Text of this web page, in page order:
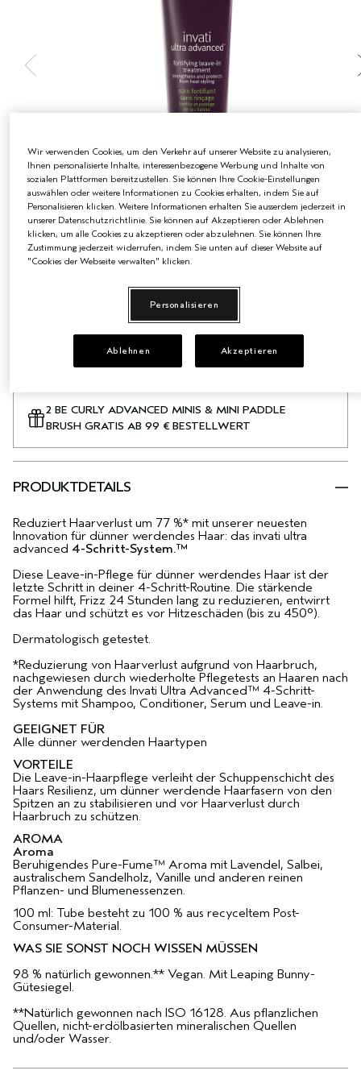
EMPFINDLICHE KOPFHAUT
ALLE KOLLEKTIONEN
€48.50 €0.49/ml 100 ml
€48.50
ZUM WARENKORB HINZUFÜGEN
2 BE CURLY ADVANCED MINIS & MINI PADDLE
BRUSH GRATIS AB 99 € BESTELLWERT
PRODUKTDETAILS
Reduziert Haarverlust um 77 %* mit unserer neuesten
Innovation für dünner werdendes Haar: das invati ultra
advanced 4-Schritt-System.™
Diese Leave-in-Pflege für dünner werdendes Haar ist der
letzte Schritt in deiner 4-Schritt-Routine. Die stärkende
Formel hilft, Frizz 24 Stunden lang zu reduzieren, entwirrt
das Haar und schützt es vor Hitzeschäden (bis zu 450°).
Dermatologisch getestet.
*Reduzierung von Haarverlust aufgrund von Haarbruch,
nachgewiesen durch wiederholte Pflegetests an Haaren nach
der Anwendung des Invati Ultra Advanced™ 4-Schritt-
Systems mit Shampoo, Conditioner, Serum und Leave-in.
GEEIGNET FÜR
Alle dünner werdenden Haartypen
VORTEILE
Die Leave-in-Haarpflege verleiht der Schuppenschicht des
Haars Resilienz, um dünner werdende Haarfasern von den
Spitzen an zu stabilisieren und vor Haarverlust durch
Haarbruch zu schützen.
AROMA
Aroma
Beruhigendes Pure-Fume™ Aroma mit Lavendel, Salbei,
australischem Sandelholz, Vanille und anderen reinen
Pflanzen- und Blumenessenzen.
100 ml: Tube besteht zu 100 % aus recyceltem Post-
Consumer-Material.
WAS SIE SONST NOCH WISSEN MÜSSEN
98 % natürlich gewonnen.** Vegan. Mit Leaping Bunny-
Gütesiegel.
**Natürlich gewonnen nach ISO 16128. Aus pflanzlichen
Quellen, nicht-erdölbasierten mineralischen Quellen
und/oder Wasser.
Wir verwenden Cookies, um den Verkehr auf unserer Website zu analysieren,
Ihnen personalisierte Inhalte, interessenbezogene Werbung und Inhalte von
sozialen Plattformen bereitzustellen. Sie können Ihre Cookie-Einstellungen
auswählen oder weitere Informationen zu Cookies erhalten, indem Sie auf
Personalisieren klicken. Weitere Informationen erhalten Sie ausserdem jederzeit in
unserer Datenschutzrichtlinie. Sie können auf Akzeptieren oder Ablehnen
klicken, um alle Cookies zu akzeptieren oder abzulehnen. Sie können Ihre
Zustimmung jederzeit widerrufen, indem Sie unten auf dieser Website auf
"Cookies der Webseite verwalten" klicken.
Personalisieren
Ablehnen Akzeptieren